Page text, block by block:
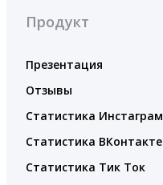
Продукт
Презентация
Отзывы
Статистика Инстаграм
Статистика ВКонтакте
Статистика Тик Ток